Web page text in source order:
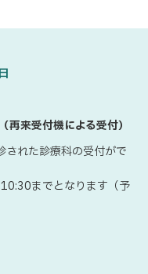
（再来受付機による受付）
れた診療科の受付がで
までとなります（予